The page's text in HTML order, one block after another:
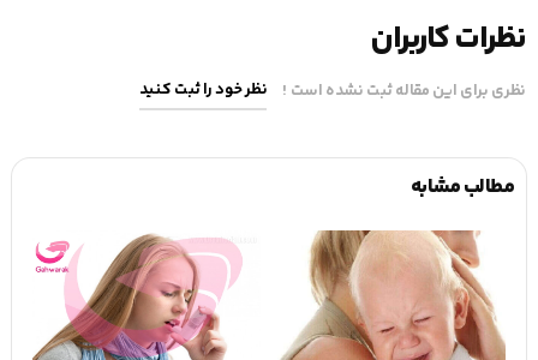
نظرات کاربران
نظری برای این مقاله ثبت نشده است ! نظر خود را ثبت کنید
مطالب مشابه